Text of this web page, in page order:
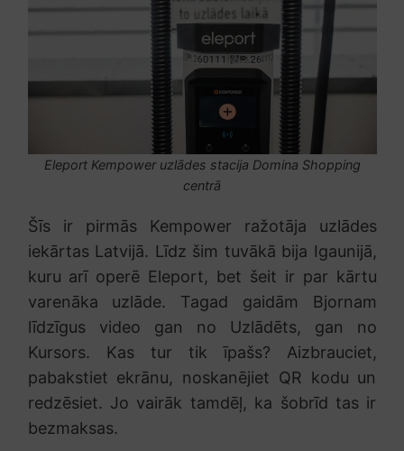
Eleport Kempower uzlādes stacija Domina Shopping
centrā
Šīs ir pirmās Kempower ražotāja uzlādes
iekārtas Latvijā. Līdz šim tuvākā bija Igaunijā,
kuru arī operē Eleport, bet šeit ir par kārtu
varenāka uzlāde. Tagad gaidām Bjornam
līdzīgus video gan no Uzlādēts, gan no
Kursors. Kas tur tik īpašs? Aizbrauciet,
pabakstiet ekrānu, noskanējiet QR kodu un
redzēsiet. Jo vairāk tamdēļ, ka šobrīd tas ir
bezmaksas.